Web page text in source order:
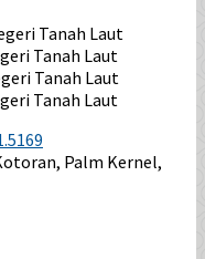
Tanah Laut
Tanah Laut
Tanah Laut
Tanah Laut
Palm Kernel,